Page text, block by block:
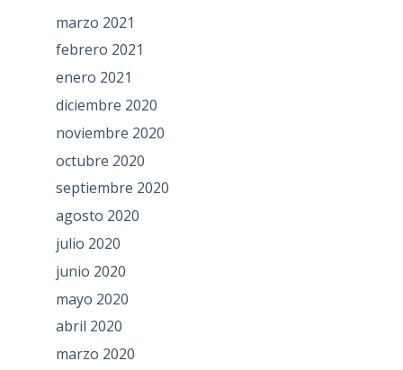
marzo 2021
febrero 2021
enero 2021
diciembre 2020
noviembre 2020
octubre 2020
septiembre 2020
agosto 2020
julio 2020
junio 2020
mayo 2020
abril 2020
marzo 2020